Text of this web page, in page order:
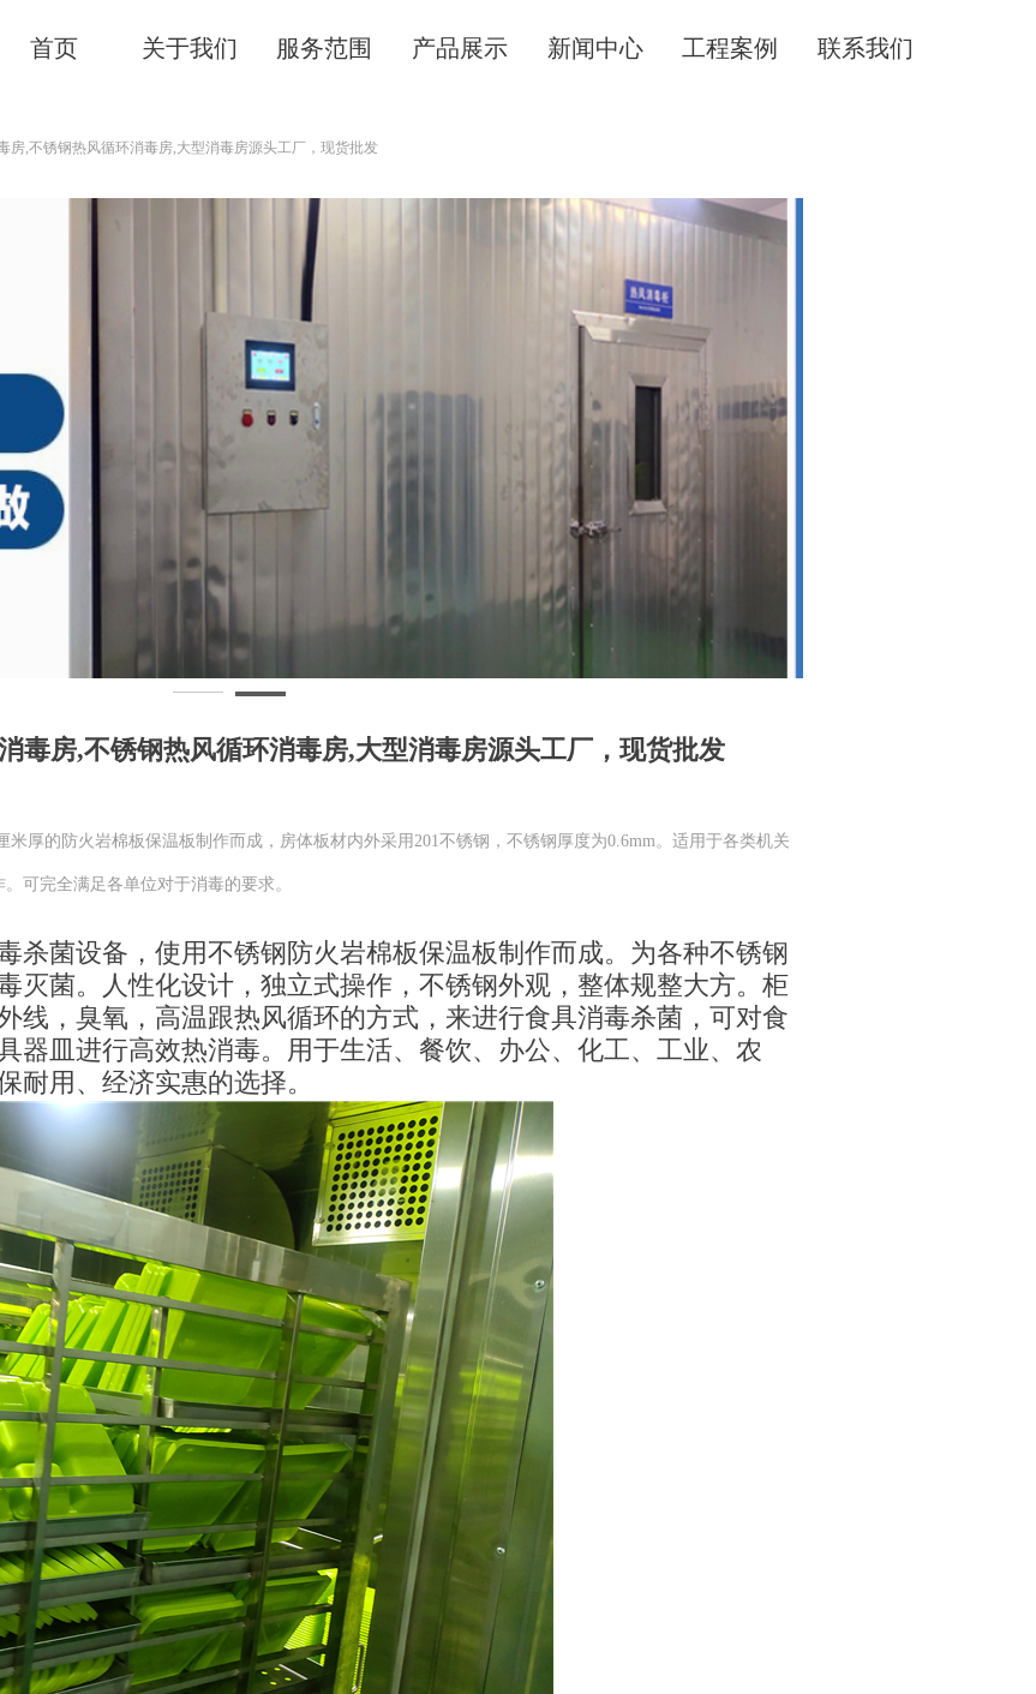
首页 关于我们 服务范围 产品展示 新闻中心 工程案例 联系我们
房,不锈钢热风循环消毒房,大型消毒房源头工厂，现货批发
毒房,不锈钢热风循环消毒房,大型消毒房源头工厂，现货批发
厚的防火岩棉板保温板制作而成，房体板材内外采用201不锈钢，不锈钢厚度为0.6mm。适用于各类机关
可完全满足各单位对于消毒的要求。
杀菌设备，使用不锈钢防火岩棉板保温板制作而成。为各种不锈钢
灭菌。人性化设计，独立式操作，不锈钢外观，整体规整大方。柜
线，臭氧，高温跟热风循环的方式，来进行食具消毒杀菌，可对食
器皿进行高效热消毒。用于生活、餐饮、办公、化工、工业、农
耐用、经济实惠的选择。